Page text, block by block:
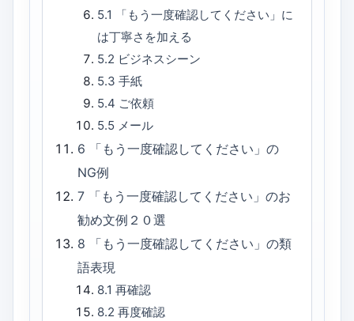
5.1
「もう一度確認してください」に
は丁寧さを加える
5.2 ビジネスシーン
5.3 手紙
5.4 ご依頼
5.5 メール
6
「もう一度確認してください」の
NG例
7
「もう一度確認してください」のお
勧め文例２０選
8
「もう一度確認してください」の類
語表現
8.1 再確認
8.2 再度確認